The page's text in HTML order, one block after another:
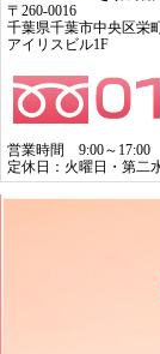
〒260-0016
千葉県千葉市中央区栄
アイリスビル1F
営業時間 9:00～17:00
定休日：火曜日・第二